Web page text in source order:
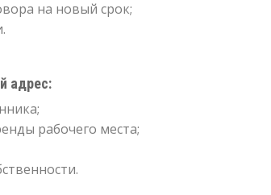
на новый срок;
адрес:
рабочего места;